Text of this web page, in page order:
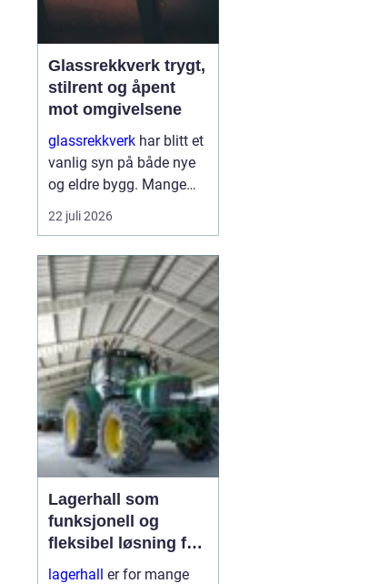
Glassrekkverk trygt,
stilrent og åpent
mot omgivelsene
glassrekkverk har blitt et
vanlig syn på både nye
og eldre bygg. Mange
velger denne løsningen
fordi den kombinerer
moderne uttrykk. I stedet
for tunge, tette r...
22 juli 2026
Lagerhall som
funksjonell og
fleksibel løsning for
næring og landbruk
lagerhall er for mange